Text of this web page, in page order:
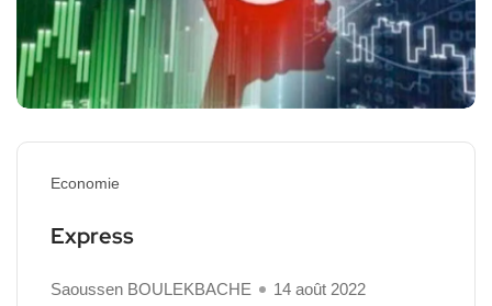
Economie
Express
Saoussen BOULEKBACHE
14 août 2022